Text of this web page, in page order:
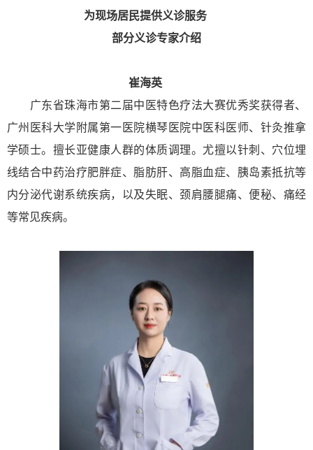
为现场居民提供义诊服务
部分义诊专家介绍
崔海英
广东省珠海市第二届中医特色疗法大赛优秀奖获得者、
广州医科大学附属第一医院横琴医院中医科医师、针灸推拿
学硕士。擅长亚健康人群的体质调理。尤擅以针刺、穴位埋
线结合中药治疗肥胖症、脂肪肝、高脂血症、胰岛素抵抗等
内分泌代谢系统疾病，以及失眠、颈肩腰腿痛、便秘、痛经
等常见疾病。